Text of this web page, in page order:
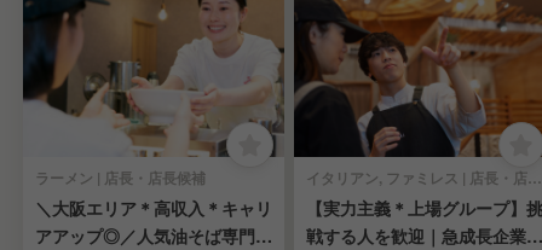
ラーメン | 店長・店長候補
＼大阪エリア＊高収入＊キャリ
アアップ◎／人気油そば専門店
イタリアン, ファミレス | 店長・店長候補
【実力主義＊上場グループ】挑
戦する人を歓迎｜急成長企業で